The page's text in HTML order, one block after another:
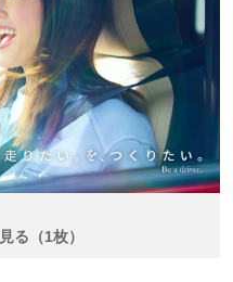
る（1枚）